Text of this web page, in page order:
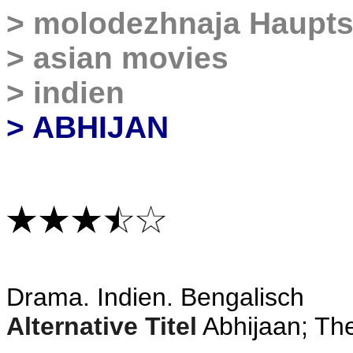
> molodezhnaja
> asian movies
> indien
> ABHIJAN
Drama. Indien. Bengalisch
Alternative Titel Abhijaan;